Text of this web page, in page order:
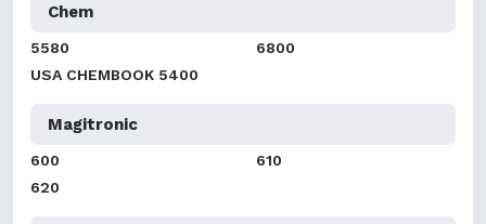
Chem
5580
6800
USA CHEMBOOK 5400
Magitronic
600
610
620